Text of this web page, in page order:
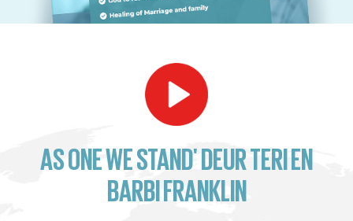
AS ONE WE STAND' DEUR TERI EN
BARBI FRANKLIN